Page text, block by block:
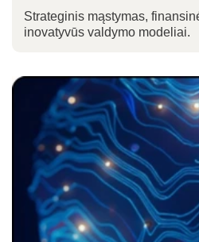
Strateginis mąstymas,
inovatyvūs valdymo modeliai.